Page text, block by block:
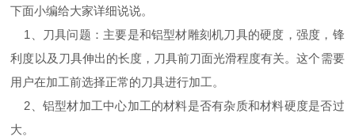
下面小编给大家详细说说。
1、刀具问题：主要是和铝型材雕刻机刀具的硬度，强度，锋
利度以及刀具伸出的长度，刀具前刀面光滑程度有关。这个需要
用户在加工前选择正常的刀具进行加工。
2、铝型材加工中心加工的材料是否有杂质和材料硬度是否过
大。